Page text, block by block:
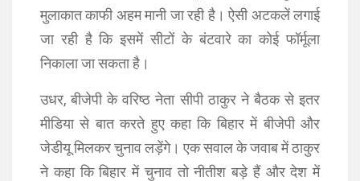
मुलाकात काफी अहम मानी जा रही है। ऐसी अटकलें लगाई
जा रही है कि इसमें सीटों के बंटवारे का कोई फॉर्मूला
निकाला जा सकता है।
उधर, बीजेपी के वरिष्ठ नेता सीपी ठाकुर ने बैठक से इतर
मीडिया से बात करते हुए कहा कि बिहार में बीजेपी और
जेडीयू मिलकर चुनाव लड़ेंगे। एक सवाल के जवाब में ठाकुर
ने कहा कि बिहार में चुनाव तो नीतीश बड़े हैं और देश में